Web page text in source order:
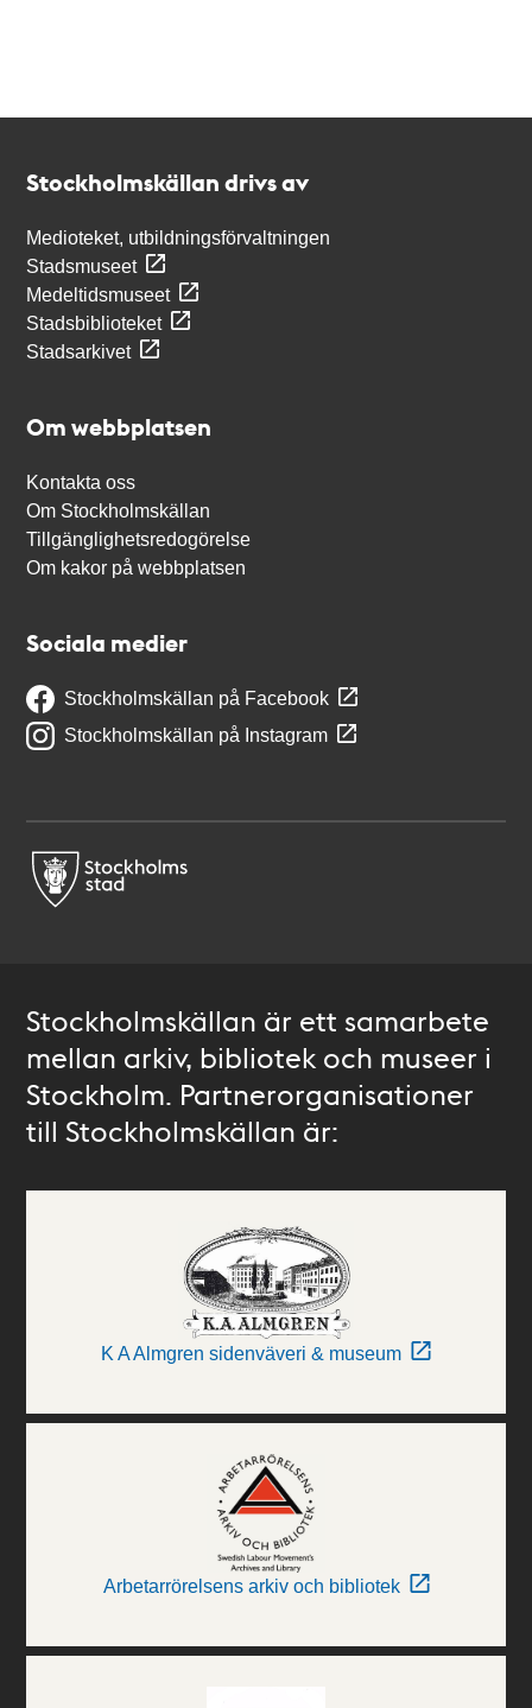
Stockholmskällan drivs av
Medioteket, utbildningsförvaltningen
Stadsmuseet
Medeltidsmuseet
Stadsbiblioteket
Stadsarkivet
Om webbplatsen
Kontakta oss
Om Stockholmskällan
Tillgänglighetsredogörelse
Om kakor på webbplatsen
Sociala medier
Stockholmskällan på Facebook
Stockholmskällan på Instagram
Stockholmskällan är ett samarbete
mellan arkiv, bibliotek och museer i
Stockholm. Partnerorganisationer
till Stockholmskällan är:
K A Almgren sidenväveri & museum
Arbetarrörelsens arkiv och bibliotek